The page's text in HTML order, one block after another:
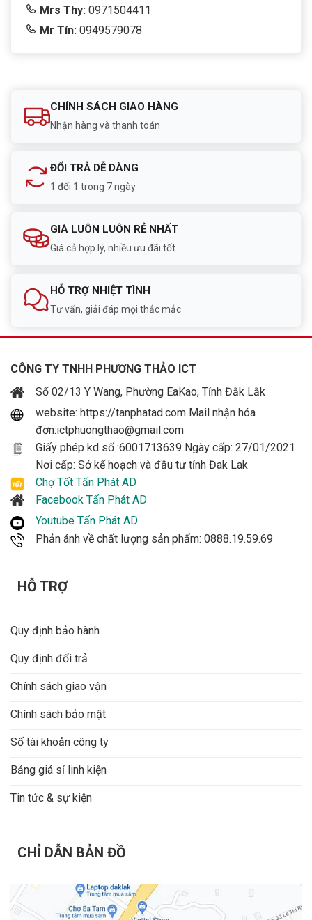
Mrs Thy: 0971504411
Mr Tín: 0949579078
CHÍNH SÁCH GIAO HÀNG
Nhận hàng và thanh toán
ĐỔI TRẢ DỄ DÀNG
1 đổi 1 trong 7 ngày
GIÁ LUÔN LUÔN RẺ NHẤT
Giá cả hợp lý, nhiều ưu đãi tốt
HỖ TRỢ NHIỆT TÌNH
Tư vấn, giải đáp mọi thắc mắc
CÔNG TY TNHH PHƯƠNG THẢO ICT
Số 02/13 Y Wang, Phường EaKao, Tỉnh Đắk Lắk
website: https://tanphatad.com Mail nhận hóa
đơn:ictphuongthao@gmail.com
Giấy phép kd số :6001713639 Ngày cấp: 27/01/2021
Nơi cấp: Sở kế hoạch và đầu tư tỉnh Đak Lak
Chợ Tốt Tấn Phát AD
Facebook Tấn Phát AD
Youtube Tấn Phát AD
Phản ánh về chất lượng sản phẩm: 0888.19.59.69
HỖ TRỢ
Quy định bảo hành
Quy định đổi trả
Chính sách giao vận
Chính sách bảo mật
Số tài khoản công ty
Bảng giá sỉ linh kiện
Tin tức & sự kiện
CHỈ DẪN BẢN ĐỒ